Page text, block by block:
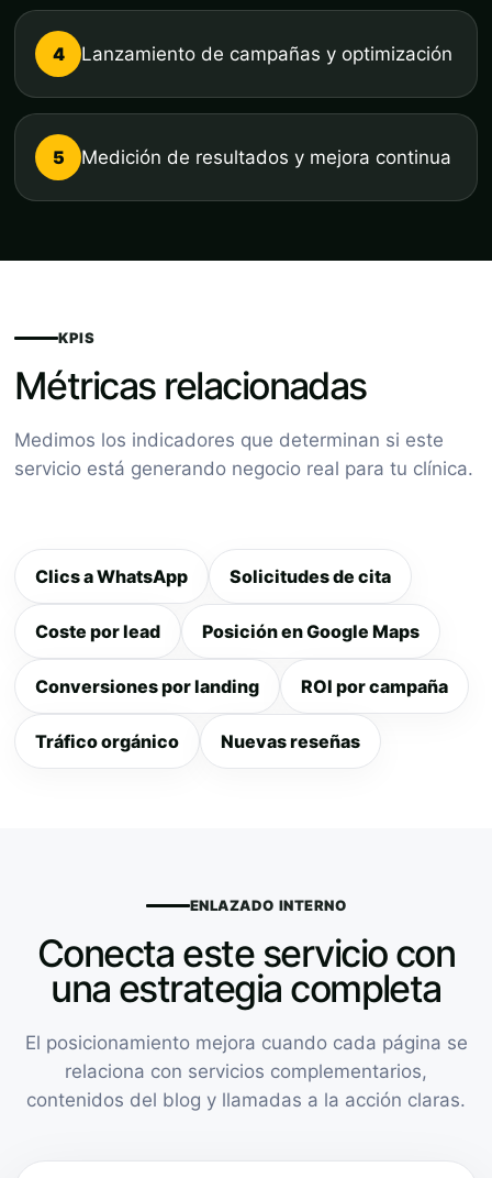
4 Lanzamiento de campañas y optimización
5 Medición de resultados y mejora continua
KPIS
Métricas relacionadas
Medimos los indicadores que determinan si este
servicio está generando negocio real para tu clínica.
Clics a WhatsApp Solicitudes de cita
Coste por lead Posición en Google Maps
Conversiones por landing ROI por campaña
Tráfico orgánico Nuevas reseñas
ENLAZADO INTERNO
Conecta este servicio con
una estrategia completa
El posicionamiento mejora cuando cada página se
relaciona con servicios complementarios,
contenidos del blog y llamadas a la acción claras.